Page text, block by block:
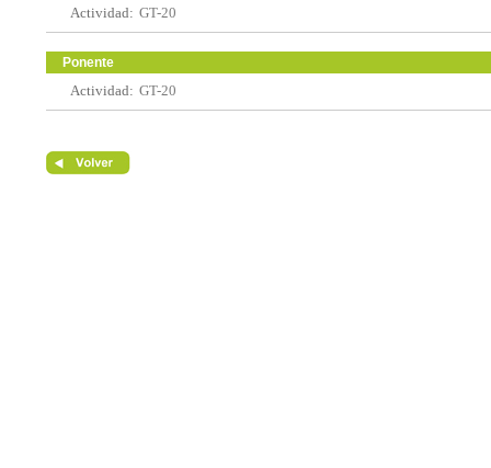
Actividad: GT-20
Ponente
Actividad: GT-20